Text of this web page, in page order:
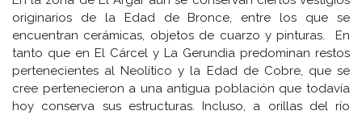
originarios de la Edad de Bronce, entre los que se
encuentran cerámicas, objetos de cuarzo y pinturas. En
tanto que en El Cárcel y La Gerundia predominan restos
pertenecientes al Neolítico y la Edad de Cobre, que se
cree pertenecieron a una antigua población que todavía
hoy conserva sus estructuras. Incluso, a orillas del río